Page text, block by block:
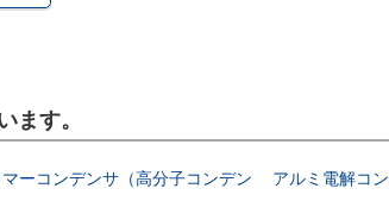
ます。
ーコンデンサ（高分子コンデン
アルミ電解コ